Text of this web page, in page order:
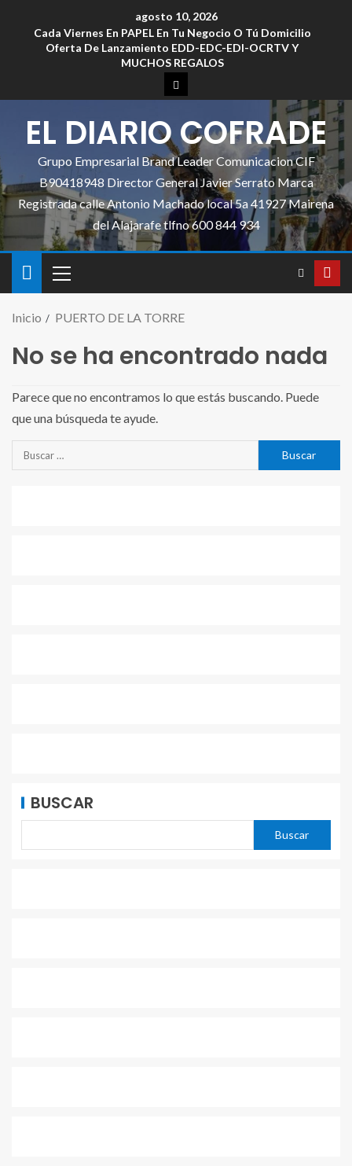
agosto 10, 2026
Cada Viernes En PAPEL En Tu Negocio O Tú Domicilio
Oferta De Lanzamiento EDD-EDC-EDI-OCRTV Y
MUCHOS REGALOS
EL DIARIO COFRADE
Grupo Empresarial Brand Leader Comunicacion CIF
B90418948 Director General Javier Serrato Marca
Registrada calle Antonio Machado local 5a 41927 Mairena
del Alajarafe tlfno 600 844 934
Inicio PUERTO DE LA TORRE
No se ha encontrado nada
Parece que no encontramos lo que estás buscando. Puede
que una búsqueda te ayude.
BUSCAR
Buscar